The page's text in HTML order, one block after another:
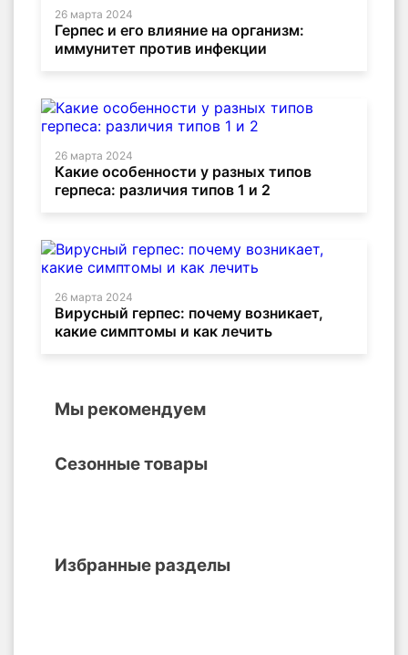
26 марта 2024
Герпес и его влияние на организм:
иммунитет против инфекции
26 марта 2024
Какие особенности у разных типов
герпеса: различия типов 1 и 2
26 марта 2024
Вирусный герпес: почему возникает,
какие симптомы и как лечить
Мы рекомендуем
Сезонные товары
Избранные разделы